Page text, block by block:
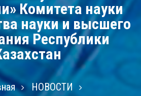
Комитета науки
науки и высшего
Республики
НОВОСТИ